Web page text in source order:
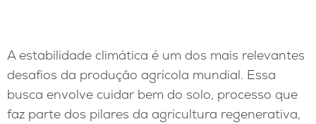
A estabilidade climática é um dos mais relevantes
desafios da produção agrícola mundial. Essa
busca envolve cuidar bem do solo, processo que
faz parte dos pilares da agricultura regenerativa,